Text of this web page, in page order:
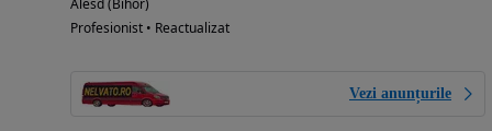
Profesionist • Reactualizat
Vezi anunțurile